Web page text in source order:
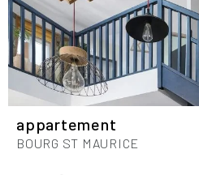
appartement
BOURG ST MAURICE